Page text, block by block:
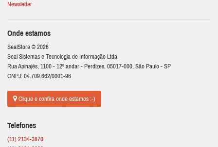
Newsletter
Onde estamos
SealStore © 2026
Seal Sistemas e Tecnologia de Informação Ltda
Rua Apinajés, 1100 - 12º andar - Perdizes, 05017-000, São Paulo - SP
CNPJ: 04.709.662/0001-96
Clique e confira onde estamos :-)
Telefones
(11) 2134-3870